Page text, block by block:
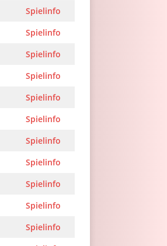
Spielinfo
Spielinfo
Spielinfo
Spielinfo
Spielinfo
Spielinfo
Spielinfo
Spielinfo
Spielinfo
Spielinfo
Spielinfo